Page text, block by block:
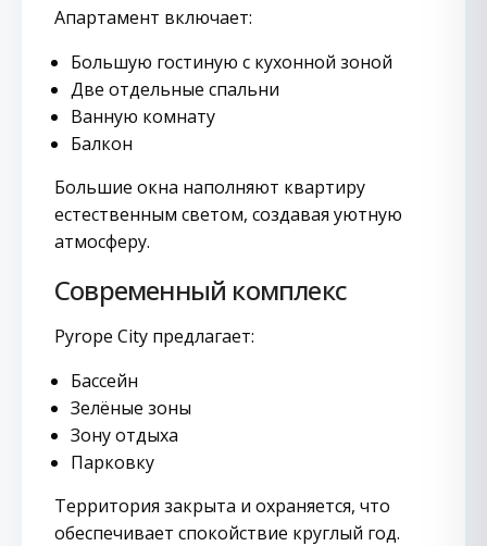
Апартамент включает:
Большую гостиную с кухонной зоной
Две отдельные спальни
Ванную комнату
Балкон
Большие окна наполняют квартиру
естественным светом, создавая уютную
атмосферу.
Современный комплекс
Pyrope City предлагает:
Бассейн
Зелёные зоны
Зону отдыха
Парковку
Территория закрыта и охраняется, что
обеспечивает спокойствие круглый год.